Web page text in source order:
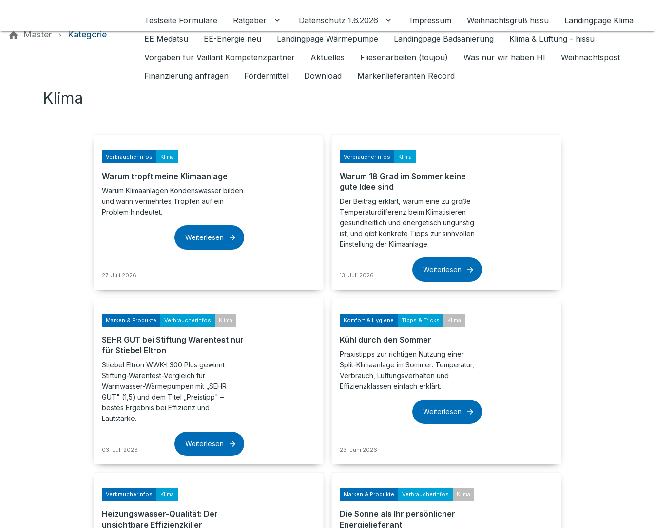
Testseite Formulare
Ratgeber Untermenü für Ratgeber umschalten
Datenschutz 1.6.2026 Untermenü für Datenschutz 1.6.2026 umschalten
Impressum Weihnachtsgruß hissu
Landingpage Klima
EE Medatsu
EE-Energie neu Landingpage Wärmepumpe Landingpage Badsanierung
Klima & Lüftung - hissu
Vorgaben für Vaillant Kompetenzpartner
Aktuelles Fliesenarbeiten (toujou) Was nur wir haben HI
Weihnachtspost
Finanzierung anfragen
Fördermittel Download Markenlieferanten Record
Master Kategorie
Klima
Verbraucherinfos Klima
Warum tropft meine Klimaanlage
Warum Klimaanlagen Kondenswasser bilden
und wann vermehrtes Tropfen auf ein
Problem hindeutet.
27. Juli 2026
Weiterlesen
Verbraucherinfos Klima
Warum 18 Grad im Sommer keine
gute Idee sind
Der Beitrag erklärt, warum eine zu große
Temperaturdifferenz beim Klimatisieren
gesundheitlich und energetisch ungünstig
ist, und gibt konkrete Tipps zur sinnvollen
Einstellung der Klimaanlage.
13. Juli 2026
Weiterlesen
Marken & Produkte Verbraucherinfos Klima
SEHR GUT bei Stiftung Warentest nur
für Stiebel Eltron
Stiebel Eltron WWK-I 300 Plus gewinnt
Stiftung-Warentest-Vergleich für
Warmwasser-Wärmepumpen mit „SEHR
GUT" (1,5) und dem Titel „Preistipp" –
bestes Ergebnis bei Effizienz und
Lautstärke.
03. Juli 2026
Weiterlesen
Komfort & Hygiene Tipps & Tricks Klima
Kühl durch den Sommer
Praxistipps zur richtigen Nutzung einer
Split-Klimaanlage im Sommer: Temperatur,
Verbrauch, Lüftungsverhalten und
Effizienzklassen einfach erklärt.
23. Juni 2026
Weiterlesen
Verbraucherinfos Klima
Heizungswasser-Qualität: Der
unsichtbare Effizienzkiller
Marken & Produkte Verbraucherinfos Klima
Die Sonne als Ihr persönlicher
Energielieferant